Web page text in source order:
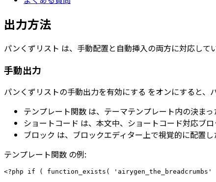
出力方法
パンくずリスト は、手動配置と自動挿入の両方に対応してい
手動出力
パンくずリストの手動出力を有効にする をオンにすると、
テンプレート関数 は、テーマテンプレート内の決ま
ショートコード は、本文中、ショートコード対応ブ
ブロック は、ブロックエディター上で視覚的に配置し
テンプレート関数 の例: